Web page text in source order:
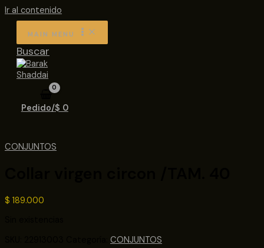
Ir al contenido
MAIN MENU
Buscar
Pedido/$ 0
CONJUNTOS
$ 189.000
CONJUNTOS